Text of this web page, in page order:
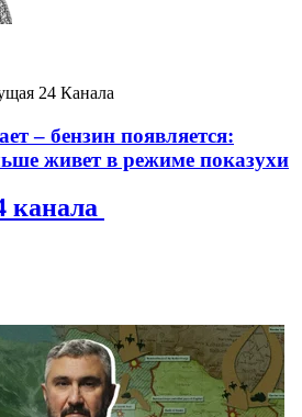
24 Канала
– бензин появляется:
живет в режиме показухи
канала